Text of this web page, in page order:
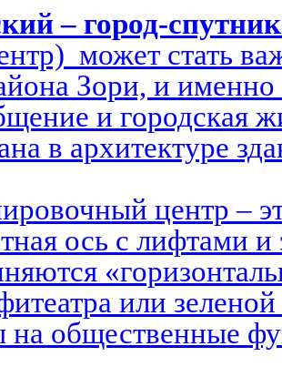
– город-
может стать
Зори, и именно
и городская
в архитектуре
центр –
ось с лифтами и
или
на общественные